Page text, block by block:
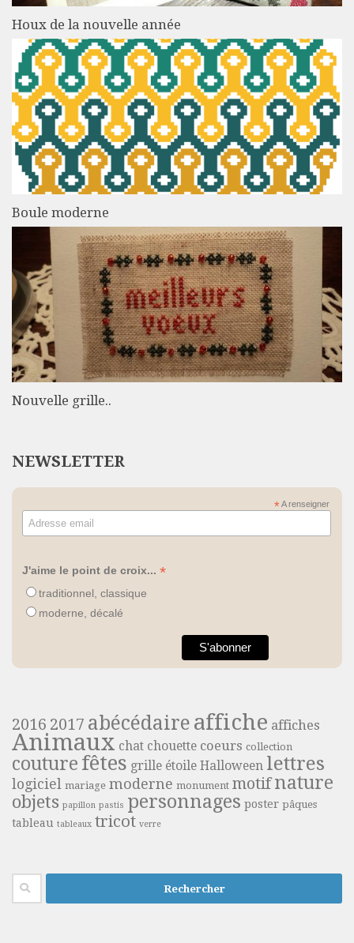
Houx de la nouvelle année
Boule moderne
Nouvelle grille..
NEWSLETTER
*A renseigner
J'aime le point de croix... *
traditionnel, classique
moderne, décalé
2016 2017 abécédaire affiche affiches
Animaux chat chouette coeurs collection
couture fêtes grille étoile Halloween lettres
logiciel mariage moderne monument motif nature
objets papillon pastis personnages poster pâques
tableau tableaux tricot verre
Rechercher :